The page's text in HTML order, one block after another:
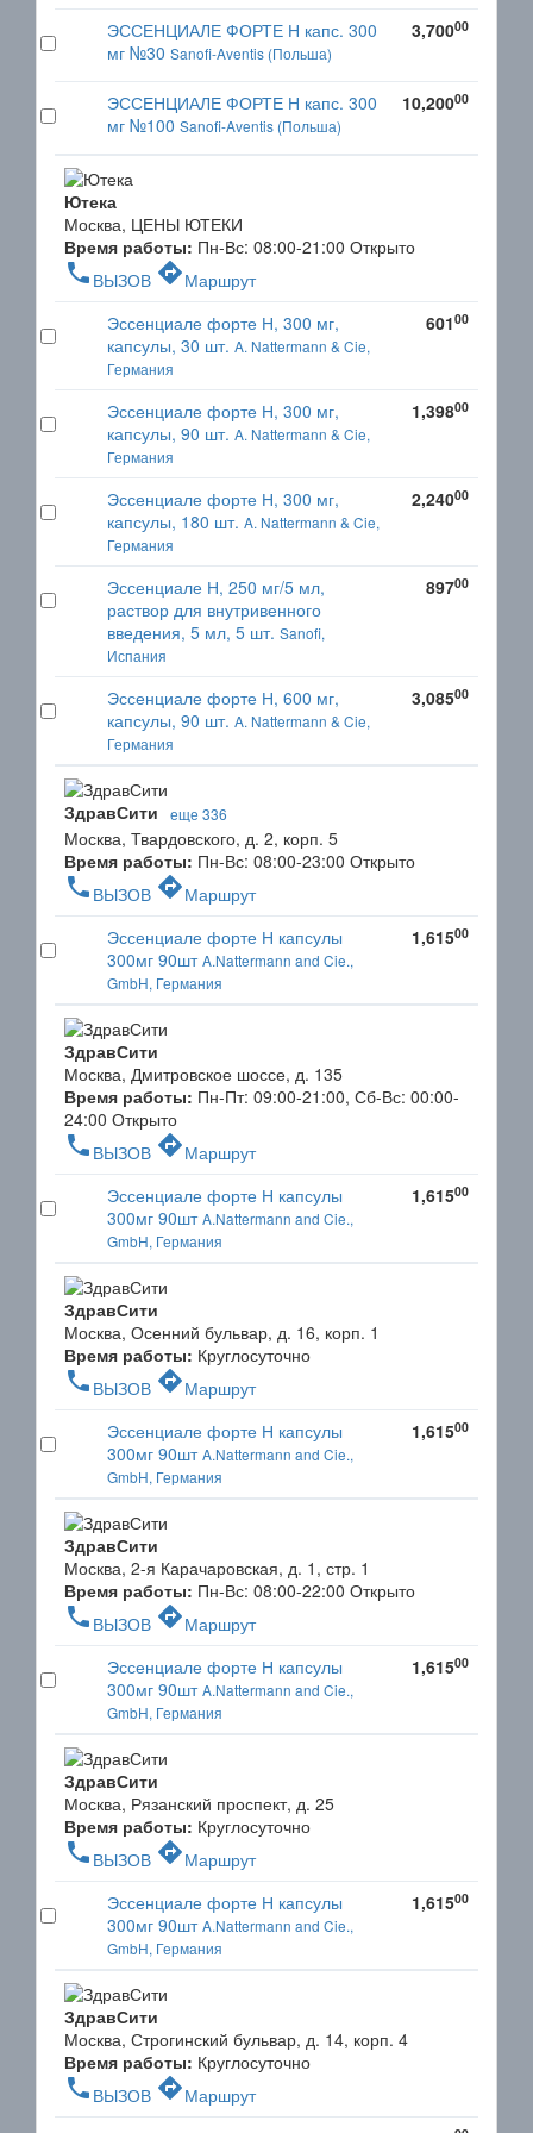
ЭССЕНЦИАЛЕ ФОРТЕ Н капс. 300
мг №30 Sanofi-Aventis (Польша)
3,70000
ЭССЕНЦИАЛЕ ФОРТЕ Н капс. 300
мг №100 Sanofi-Aventis (Польша)
10,20000
Ютека
Москва, ЦЕНЫ ЮТЕКИ
Время работы: Пн-Вс: 08:00-21:00 Открыто
phone ВЫЗОВ directionsМаршрут
Эссенциале форте Н, 300 мг,
капсулы, 30 шт. A. Nattermann & Cie,
Германия
60100
Эссенциале форте Н, 300 мг,
капсулы, 90 шт. A. Nattermann & Cie,
Германия
1,39800
Эссенциале форте Н, 300 мг,
капсулы, 180 шт. A. Nattermann & Cie,
Германия
2,24000
Эссенциале Н, 250 мг/5 мл,
раствор для внутривенного
введения, 5 мл, 5 шт. Sanofi,
Испания
89700
Эссенциале форте Н, 600 мг,
капсулы, 90 шт. A. Nattermann & Cie,
Германия
3,08500
ЗдравСити еще 336
Москва, Твардовского, д. 2, корп. 5
Время работы: Пн-Вс: 08:00-23:00 Открыто
phone ВЫЗОВ directionsМаршрут
Эссенциале форте Н капсулы
300мг 90штA.Nattermann and Cie.,
GmbH, Германия
1,61500
ЗдравСити
Москва, Дмитровское шоссе, д. 135
Время работы: Пн-Пт: 09:00-21:00, Сб-Вс: 00:00-
24:00 Открыто
phone ВЫЗОВ directionsМаршрут
Эссенциале форте Н капсулы
300мг 90штA.Nattermann and Cie.,
GmbH, Германия
1,61500
ЗдравСити
Москва, Осенний бульвар, д. 16, корп. 1
Время работы: Круглосуточно
phone ВЫЗОВ directionsМаршрут
Эссенциале форте Н капсулы
300мг 90штA.Nattermann and Cie.,
GmbH, Германия
1,61500
ЗдравСити
Москва, 2-я Карачаровская, д. 1, стр. 1
Время работы: Пн-Вс: 08:00-22:00 Открыто
phone ВЫЗОВ directionsМаршрут
Эссенциале форте Н капсулы
300мг 90штA.Nattermann and Cie.,
GmbH, Германия
1,61500
ЗдравСити
Москва, Рязанский проспект, д. 25
Время работы: Круглосуточно
phone ВЫЗОВ directionsМаршрут
Эссенциале форте Н капсулы
300мг 90штA.Nattermann and Cie.,
GmbH, Германия
1,61500
ЗдравСити
Москва, Строгинский бульвар, д. 14, корп. 4
Время работы: Круглосуточно
phone ВЫЗОВ directionsМаршрут